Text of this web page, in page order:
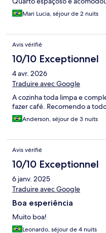
Mari Lucia, séjour de 2 nuits
Avis vérifié
10/10 Exceptionnel
4 avr. 2026
Traduire avec Google
A cozinha toda limpa e
fazer café. Recomendo a
Anderson, séjour de 3 nuits
Avis vérifié
10/10 Exceptionnel
6 janv. 2025
Traduire avec Google
Boa esperiência
Muito boa!
Leonardo, séjour de 4 nuits